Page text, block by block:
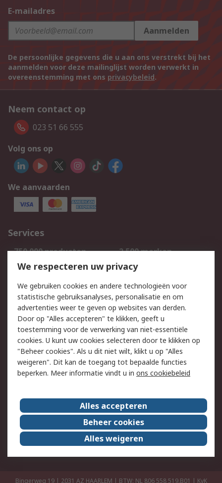
E-mailadres
Aanmelden
De persoonlijke gegevens die u aan ons verstrekt bij het
aanmelden voor deze mailinglijst worden verwerkt in
overeenstemming met ons privacybeleid.
Neem contact op
023 51 66 555
Volg ons op
We aanvaarden
Services
750.000 producten
2.500 merken
Bestellen
Inkoopoplossingen
Track & Trace
Wettelijk
Cookiebeleid
Email veiligheid
Privacybeleid
Websitevoorwaarden
Algemene
verkoopvoorwaarden
Over RS
RS Group
Over ons
RS wereldwijd
Werken bij RS
ESG
Bingerweg 19 | 2031 AZ HAARLEM | BTW: NL 806 558 519.B01 | KvK
We respecteren uw privacy
We gebruiken cookies en andere technologieën voor
statistische gebruiksanalyses, personalisatie en om
advertenties weer te geven op websites van derden.
Door op "Alles accepteren" te klikken, geeft u
toestemming voor de verwerking van niet-essentiële
cookies. U kunt uw cookies selecteren door te klikken op
"Beheer cookies". Als u dit niet wilt, klikt u op "Alles
weigeren". Dit kan de toegang tot bepaalde functies
beperken. Meer informatie vindt u in ons cookiebeleid
Alles accepteren
Beheer cookies
Alles weigeren